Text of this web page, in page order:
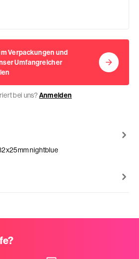
Verpackungen und
Umfangreicher
bei uns?Anmelden
nightblue